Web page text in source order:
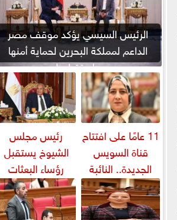
الرئيس السيسي يؤكد موقف مصر
الداعم لمملكة البحرين لحماية أمنها
واستقرارها
11 عامًا على افتتاح
قناة السويس
الجديدة.. النائبة
مروة قنصوة: رؤية
الدولة...
رئيس مجلس
الشيوخ يستقبل
رؤساء البعثات
الدبلوماسية
المصرية بالخارج